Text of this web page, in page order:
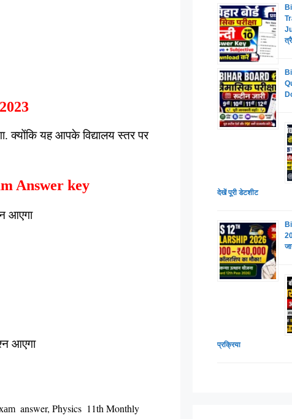
क्योंकि यह आपके विद्यालय स्तर पर
Answer key
आएगा
आएगा
answer, Physics 11th Monthly
देखें पूरी डेटशीट
प्रक्रिया